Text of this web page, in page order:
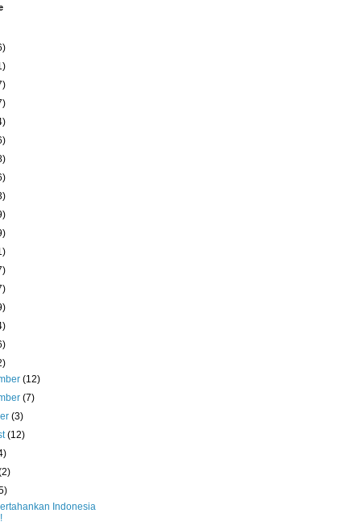
(12)
(7)
(3)
(12)
Indonesia